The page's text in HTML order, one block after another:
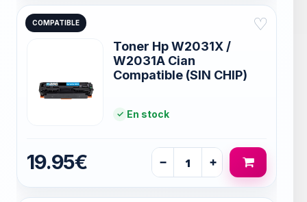
COMPATIBLE ♡
Toner Hp W2031X /
W2031A Cian
Compatible (SIN CHIP)
En stock
19.95€ − +